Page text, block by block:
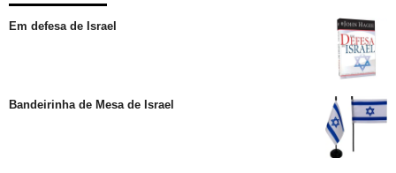
Em defesa de Israel
Bandeirinha de Mesa de Israel